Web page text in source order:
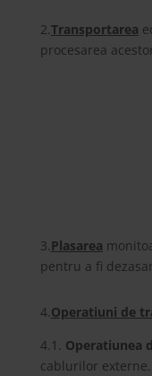
2.Transportarea
procesarea
3.Plasarea
pentru a fi
4.Operatiuni de
4.1. Operatiunea
cablurilor externe.